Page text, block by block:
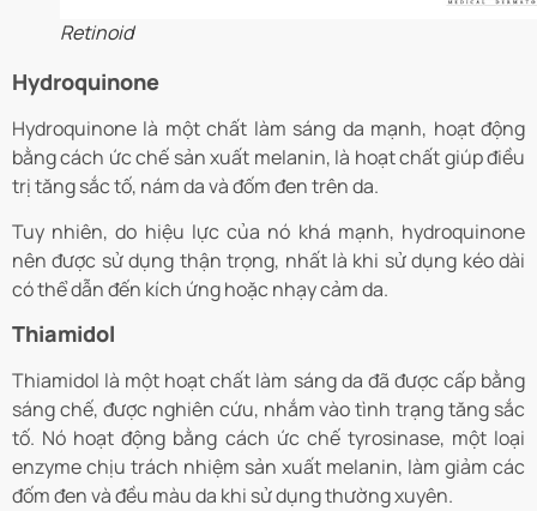
Retinoid
Hydroquinone
Hydroquinone là một chất làm sáng da mạnh, hoạt động
bằng cách ức chế sản xuất melanin, là hoạt chất giúp điều
trị tăng sắc tố, nám da và đốm đen trên da.
Tuy nhiên, do hiệu lực của nó khá mạnh, hydroquinone
nên được sử dụng thận trọng, nhất là khi sử dụng kéo dài
có thể dẫn đến kích ứng hoặc nhạy cảm da.
Thiamidol
Thiamidol là một hoạt chất làm sáng da đã được cấp bằng
sáng chế, được nghiên cứu, nhắm vào tình trạng tăng sắc
tố. Nó hoạt động bằng cách ức chế tyrosinase, một loại
enzyme chịu trách nhiệm sản xuất melanin, làm giảm các
đốm đen và đều màu da khi sử dụng thường xuyên.